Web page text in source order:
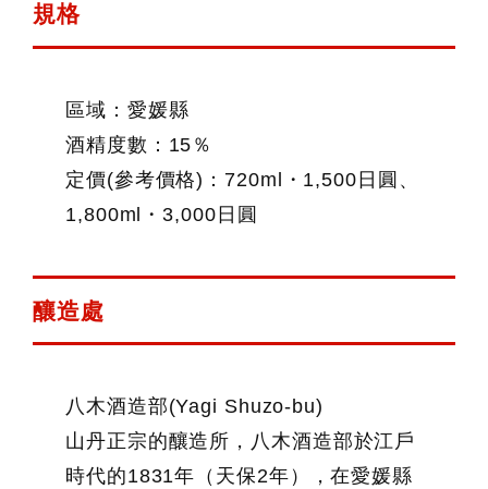
規格
區域：愛媛縣
酒精度數：15％
定價(參考價格)：720ml・1,500日圓、
1,800ml・3,000日圓
釀造處
八木酒造部(Yagi Shuzo-bu)
山丹正宗的釀造所，八木酒造部於江戶
時代的1831年（天保2年），在愛媛縣